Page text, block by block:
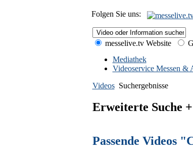
Folgen Sie uns:
messelive.tv Website
Mediathek
Videoservice Messen &
Videos Suchergebnisse
Erweiterte Suche +
Passende Videos